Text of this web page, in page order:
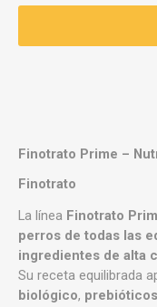
Finotrato Prime –
Finotrato
La línea Finotrato
perros de todas las
ingredientes de alta
Su receta equilibrada
biológico, prebióticos